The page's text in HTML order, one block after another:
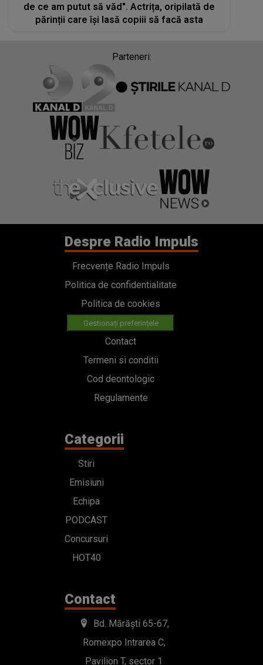
de ce am putut să văd". Actrița, oripilată de
părinții care își lasă copiii să facă asta
Parteneri:
Despre Radio Impuls
Frecvențe Radio Impuls
Politica de confidentialitate
Politica de cookies
Gestionați preferințele
Contact
Termeni si conditii
Cod deontologic
Regulamente
Categorii
Stiri
Emisiuni
Echipa
PODCAST
Concursuri
HOT40
Contact
Bd. Mărăști 65-67,
Romexpo Intrarea C,
Pavilion T, sector 1